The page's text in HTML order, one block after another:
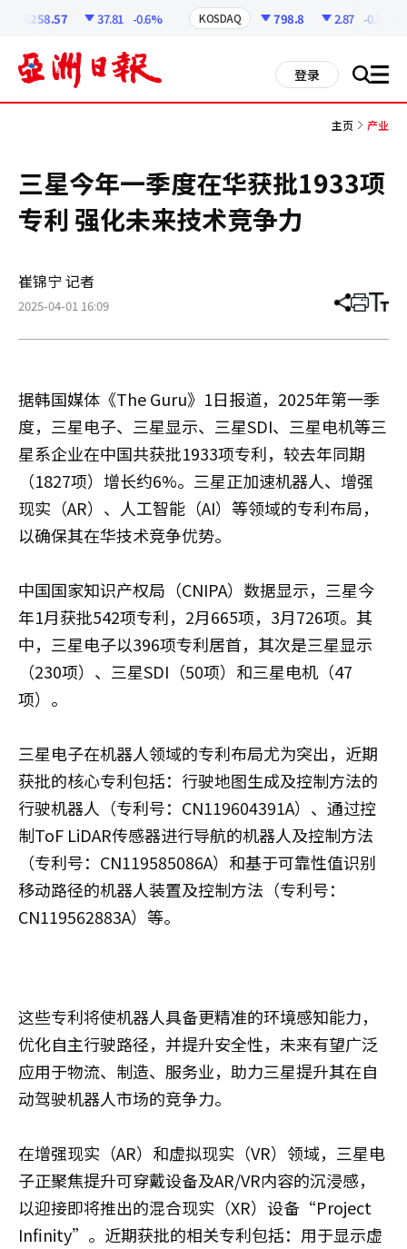
6258.57 37.81 -0.6% KOSDAQ 798.8 2.87 -0.36%
登录 搜 all
主页 产业
三星今年一季度在华获批1933项
专利 强化未来技术竞争力
崔锦宁 记者
2025-04-01 16:09 分
章
打 调
小
据韩国媒体《The Guru》1日报道，2025年第一季
度，三星电子、三星显示、三星SDI、三星电机等三
星系企业在中国共获批1933项专利，较去年同期
（1827项）增长约6%。三星正加速机器人、增强
现实（AR）、人工智能（AI）等领域的专利布局，
以确保其在华技术竞争优势。
中国国家知识产权局（CNIPA）数据显示，三星今
年1月获批542项专利，2月665项，3月726项。其
中，三星电子以396项专利居首，其次是三星显示
（230项）、三星SDI（50项）和三星电机（47
项）。
三星电子在机器人领域的专利布局尤为突出，近期
获批的核心专利包括：行驶地图生成及控制方法的
行驶机器人（专利号：CN119604391A）、通过控
制ToF LiDAR传感器进行导航的机器人及控制方法
（专利号：CN119585086A）和基于可靠性值识别
移动路径的机器人装置及控制方法（专利号：
CN119562883A）等。
这些专利将使机器人具备更精准的环境感知能力，
优化自主行驶路径，并提升安全性，未来有望广泛
应用于物流、制造、服务业，助力三星提升其在自
动驾驶机器人市场的竞争力。
在增强现实（AR）和虚拟现实（VR）领域，三星电
子正聚焦提升可穿戴设备及AR/VR内容的沉浸感，
以迎接即将推出的混合现实（XR）设备“Project
Infinity”。近期获批的相关专利包括：用于显示虚